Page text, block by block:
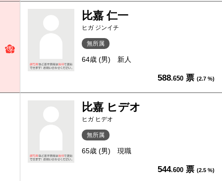
比嘉 仁一
ヒガ ジンイチ
無所属
64歳 (男) 新人
588.650 票 (2.7 %)
比嘉 ヒデオ
ヒガ ヒデオ
無所属
65歳 (男) 現職
544.600 票 (2.5 %)